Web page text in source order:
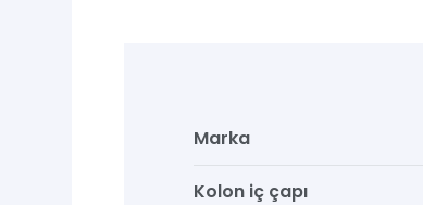
Marka
Kolon iç çapı